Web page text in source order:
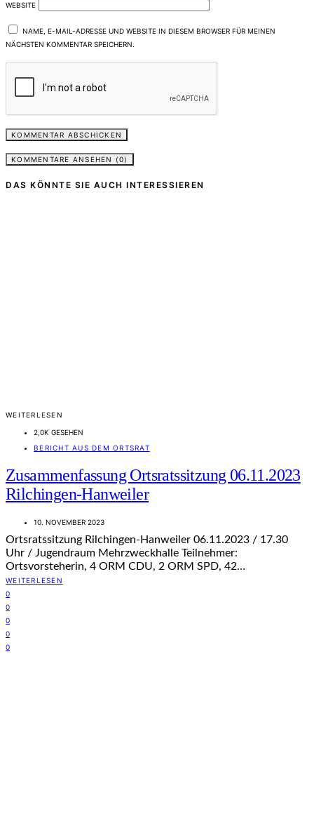
WEBSITE
NAME, E-MAIL-ADRESSE UND WEBSITE IN DIESEM BROWSER FÜR MEINEN
NÄCHSTEN KOMMENTAR SPEICHERN.
KOMMENTARE ANSEHEN (0)
DAS KÖNNTE SIE AUCH INTERESSIEREN
WEITERLESEN
2,0K GESEHEN
BERICHT AUS DEM ORTSRAT
Zusammenfassung Ortsratssitzung 06.11.2023
Rilchingen-Hanweiler
10. NOVEMBER 2023
Ortsratssitzung Rilchingen-Hanweiler 06.11.2023 / 17.30
Uhr / Jugendraum Mehrzweckhalle Teilnehmer:
Ortsvorsteherin, 4 ORM CDU, 2 ORM SPD, 42…
WEITERLESEN
0
0
0
0
0